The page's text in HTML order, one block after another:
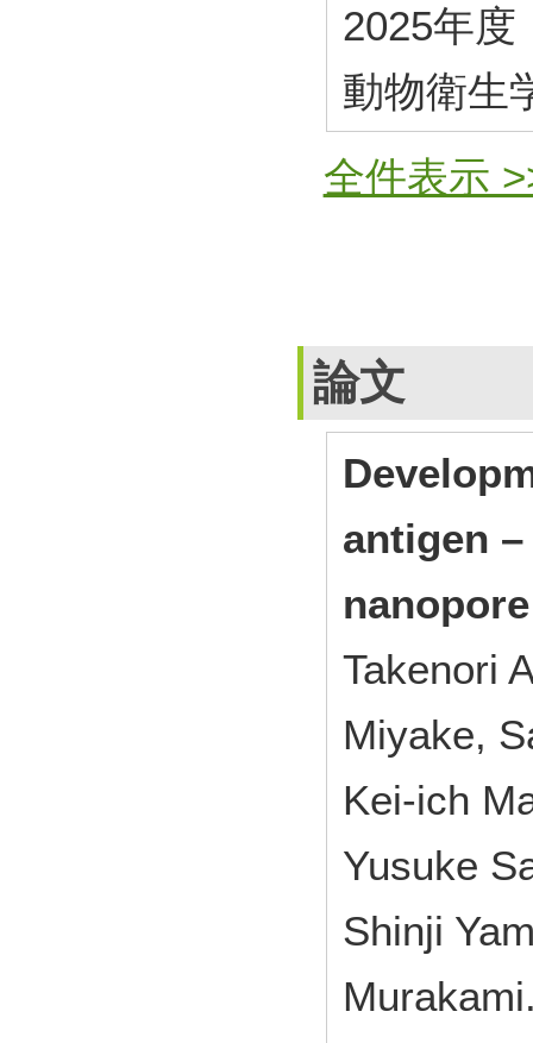
2025年度
動物衛生
全件表示
論文
antigen
Takenori
Miyake,
Kei-ich
Yusuke
Shinji